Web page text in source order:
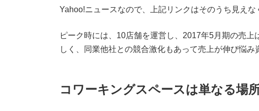
Yahoo!ニュースなので、上記リンクはそのうち見え
ピーク時には、10店舗を運営し、2017年5月期の売
しく、同業他社との競合激化もあって売上が伸び悩
コワーキングスペースは単なる場